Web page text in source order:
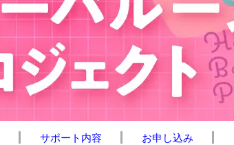
サポート内容 お申し込み